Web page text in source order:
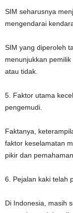
SIM seharusnya
mengendarai
SIM yang diperoleh
menunjukkan
atau tidak.
5. Faktor utama
pengemudi.
Faktanya,
faktor keselamatan
pikir dan
6. Pejalan kaki telah
Di Indonesia, masih